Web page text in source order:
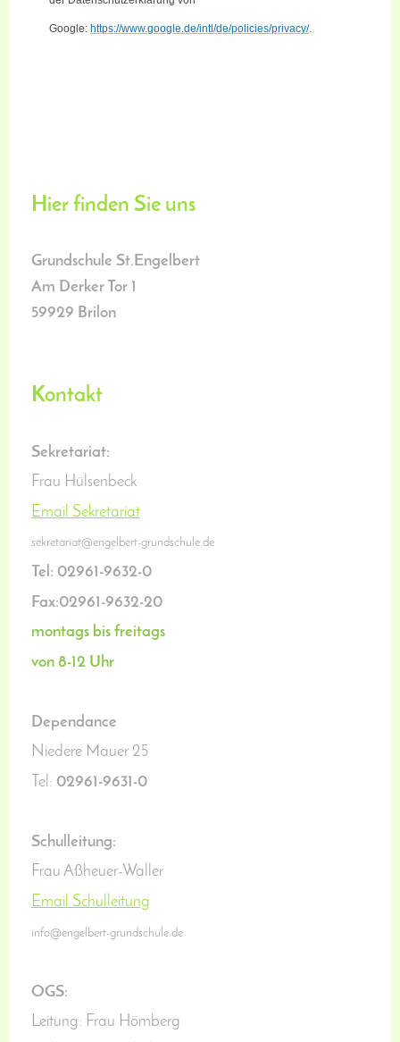
Google: https://www.google.de/intl/de/policies/privacy/.
Hier finden Sie uns
Grundschule St.Engelbert
Am Derker Tor 1
59929 Brilon
Kontakt
Sekretariat:
Frau Hülsenbeck
Email Sekretariat
sekretariat@engelbert-grundschule.de
Tel: 02961-9632-0
Fax:02961-9632-20
montags bis freitags
von 8-12 Uhr
Dependance
Niedere Mauer 25
Tel: 02961-9631-0
Schulleitung:
Frau Aßheuer-Waller
Email Schulleitung
info@engelbert-grundschule.de
OGS:
Leitung: Frau Hömberg